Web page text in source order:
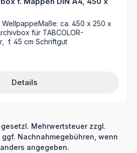
gerundete Ecken Besonderheit:
für Etiketten am Tabrand
für das Tabcolor System
Vorteil: Enorme Zeitersparnis
stehender Ablage Herkunft:
Germany
WellpappeMaße: ca. 450 x 250 x
für TABCOLOR-
f. 45 cm Schriftgut
Details
Mehrwertsteuer zzgl.
ggf. Nachnahmegebühren, wenn
angegeben.